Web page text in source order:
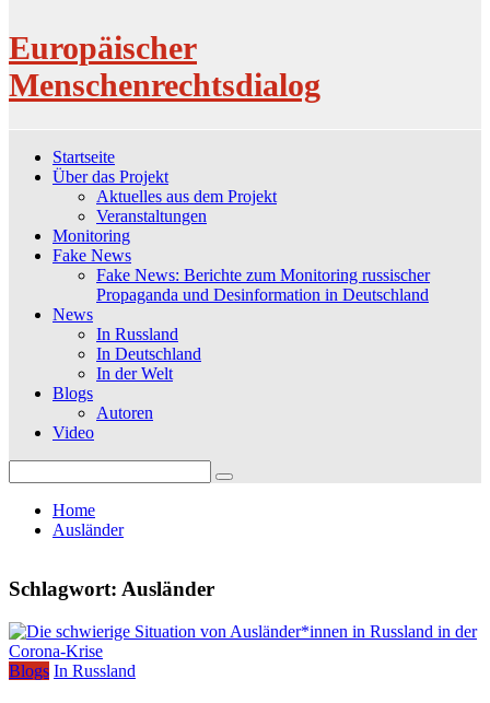
Europäischer
Menschenrechtsdialog
Startseite
Über das Projekt
Aktuelles aus dem Projekt
Veranstaltungen
Monitoring
Fake News
Fake News: Berichte zum Monitoring russischer
Propaganda und Desinformation in Deutschland
News
In Russland
In Deutschland
In der Welt
Blogs
Autoren
Video
for:
Home
Ausländer
Schlagwort: Ausländer
Blogs In Russland